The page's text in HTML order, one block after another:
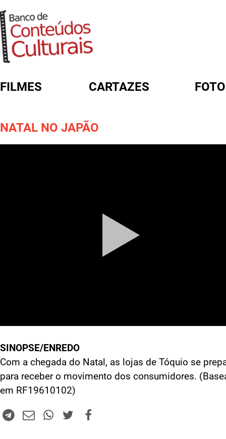
FILMES CARTAZES
NATAL NO JAPÃO
SINOPSE/ENREDO
Com a chegada do Natal, as lojas de Tóquio se
para receber o movimento dos consumidores.
em RF19610102)
FORMULÁRIO DE BUSCA